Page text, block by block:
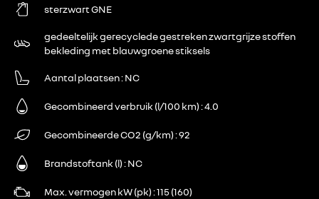
sterzwart GNE
gedeeltelijk gerecyclede gestreken zwartgrijze stoffen
bekleding met blauwgroene stiksels
Aantal plaatsen NC
Gecombineerd verbruik (l/100 km) 4.0
Gecombineerde CO2 (g/km) 92
Brandstoftank (l) NC
Max. vermogen kW (pk) 115 (160)